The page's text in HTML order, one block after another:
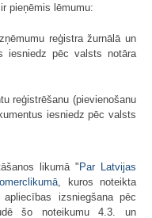
pieņēmis lēmumu:
reģistra žurnālā un
iesniedz pēc valsts notāra
reģistrēšanu (pievienošanu
iesniedz pēc valsts
likumā "Par Latvijas
, kuros noteikta
izsniegšana pēc
šo noteikumu 4.3. un